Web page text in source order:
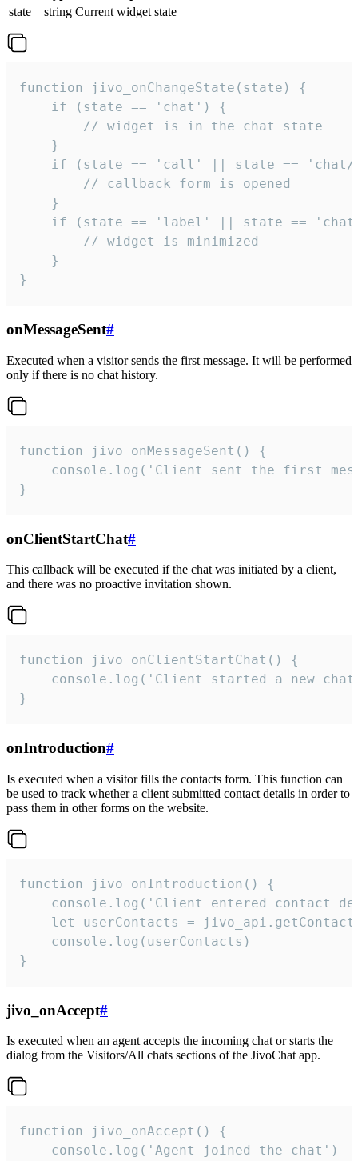
state
string Current widget state
function jivo_onChangeState(state) {
    if (state == 'chat') {
        // widget is in the chat state
    }
if (state == 'call' || state ==
        // callback form is opened
    }
if (state == 'label' || state ==
        // widget is minimized
    }
}
onMessageSent#
Executed when a visitor sends the first message. It will be performed
only if there is no chat history.
function jivo_onMessageSent() {
console.log('Client sent the first
}
onClientStartChat#
This callback will be executed if the chat was initiated by a client,
and there was no proactive invitation shown.
function jivo_onClientStartChat() {
console.log('Client started a new
}
onIntroduction#
Is executed when a visitor fills the contacts form. This function can
be used to track whether a client submitted contact details in order to
pass them in other forms on the website.
function jivo_onIntroduction() {
console.log('Client entered contact
let userContacts =
    console.log(userContacts)
}
jivo_onAccept#
Is executed when an agent accepts the incoming chat or starts the
dialog from the Visitors/All chats sections of the JivoChat app.
function jivo_onAccept() {